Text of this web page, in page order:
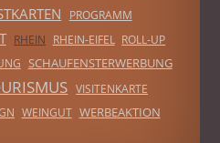
PROGRAMM
RHEIN RHEIN-EIFEL ROLL-UP
SCHAUFENSTERWERBUNG
VISITENKARTE
WEINGUT WERBEAKTION